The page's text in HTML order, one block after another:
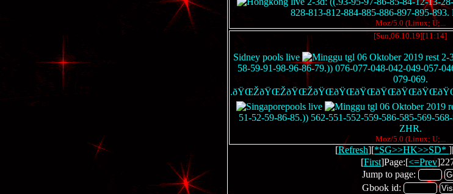
828-813-812-884-885-886-897-895-893.
Moz/5.0 (Linux; U;...
[Sun,06.10.19][11:14]
Sidney pools live
tgl 06 Oktober 2019 rest
58-59-91-98-96-86-79.)) 076-077-048-042-049-057-
079-069.
pools live
tgl 06 Oktober 2019
51-52-59-86-85.)) 562-551-552-559-586-585-569-
ZHR.
Moz/5.0 (Linux; U;...
[Refresh][*SG>>HK>>SD*
[First]Page:[<=Prev
Jump to page:
Gbook id: